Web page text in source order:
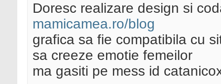
Doresc realizare design si
mamicamea.ro/blog
grafica sa fie compatibila cu
sa creeze emotie femeilor
ma gasiti pe mess id